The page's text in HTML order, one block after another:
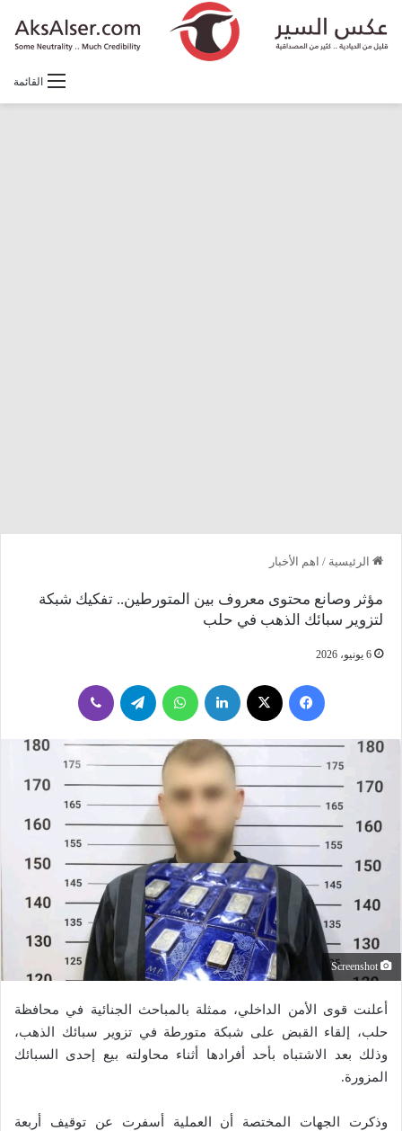
القائمة
الرئيسية / اهم الأخبار
مؤثر وصانع محتوى معروف بين المتورطين.. تفكيك شبكة
لتزوير سبائك الذهب في حلب
6 يونيو، 2026
فيسبوك لينكدإن واتساب تيلقرام
أعلنت قوى الأمن الداخلي، ممثلة بالمباحث الجنائية في محافظة
حلب، إلقاء القبض على شبكة متورطة في تزوير سبائك الذهب،
وذلك بعد الاشتباه بأحد أفرادها أثناء محاولته بيع إحدى السبائك
المزورة.
وذكرت الجهات المختصة أن العملية أسفرت عن توقيف أربعة